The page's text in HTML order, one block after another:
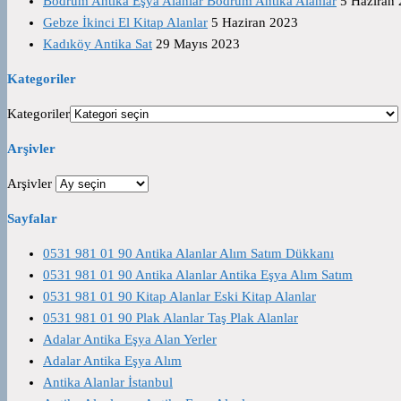
Gebze İkinci El Kitap Alanlar 5 Haziran 2023
Kadıköy Antika Sat 29 Mayıs 2023
Kategoriler
Kategoriler
Arşivler
Arşivler
Sayfalar
0531 981 01 90 Antika Alanlar Alım Satım Dükkanı
0531 981 01 90 Antika Alanlar Antika Eşya Alım Satım
0531 981 01 90 Kitap Alanlar Eski Kitap Alanlar
0531 981 01 90 Plak Alanlar Taş Plak Alanlar
Adalar Antika Eşya Alan Yerler
Adalar Antika Eşya Alım
Antika Alanlar İstanbul